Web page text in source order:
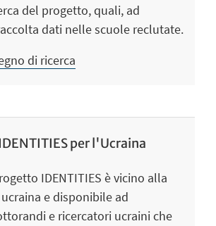
del progetto, quali, ad
dati nelle scuole reclutate.
di ricerca
per l'Ucraina
IDENTITIES è vicino alla
e disponibile ad
e ricercatori ucraini che